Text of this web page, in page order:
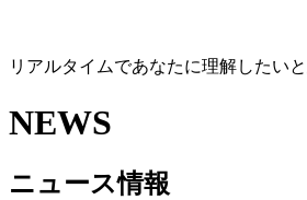
リアルタイムであなたに理解したい
NEWS
ニュース情報